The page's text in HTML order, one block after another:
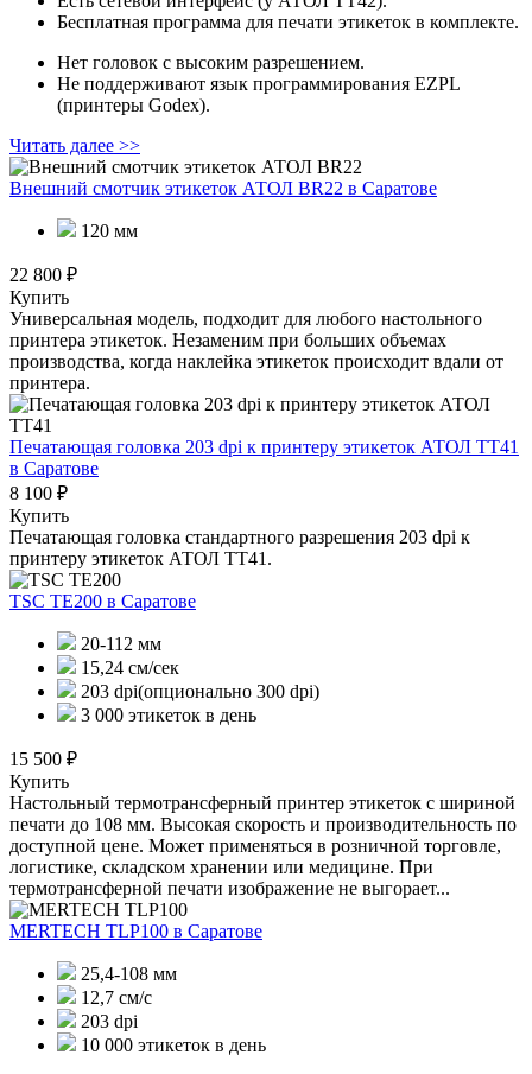
Бесплатная программа для печати этикеток в комплекте.
Нет головок с высоким разрешением.
Не поддерживают язык программирования EZPL
(принтеры Godex).
Читать далее >>
Внешний смотчик этикеток АТОЛ BR22 в Саратове
120 мм
22 800 ₽
Купить
Универсальная модель, подходит для любого настольного
принтера этикеток. Незаменим при больших объемах
производства, когда наклейка этикеток происходит вдали от
принтера.
Печатающая головка 203 dpi к принтеру этикеток АТОЛ ТТ41
в Саратове
8 100 ₽
Купить
Печатающая головка стандартного разрешения 203 dpi к
принтеру этикеток АТОЛ ТТ41.
TSC TE200 в Саратове
20-112 мм
15,24 см/сек
203 dpi(опционально 300 dpi)
3 000 этикеток в день
15 500 ₽
Купить
Настольный термотрансферный принтер этикеток с шириной
печати до 108 мм. Высокая скорость и производительность по
доступной цене. Может применяться в розничной торговле,
логистике, складском хранении или медицине. При
термотрансферной печати изображение не выгорает...
MERTECH TLP100 в Саратове
25,4-108 мм
12,7 см/с
203 dpi
10 000 этикеток в день